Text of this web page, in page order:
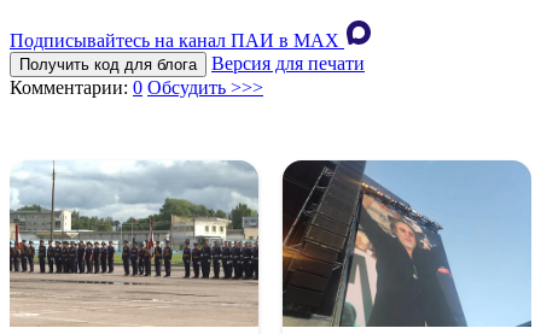
Подписывайтесь на канал ПАИ в MAХ
Получить код для блога
Версия для печати
Комментарии: 0 Обсудить >>>